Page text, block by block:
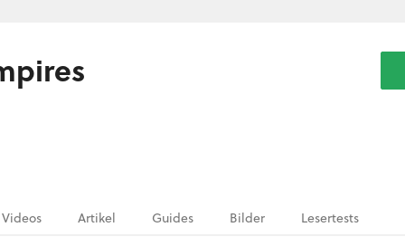
Videos Artikel Guides Bilder Lesertests